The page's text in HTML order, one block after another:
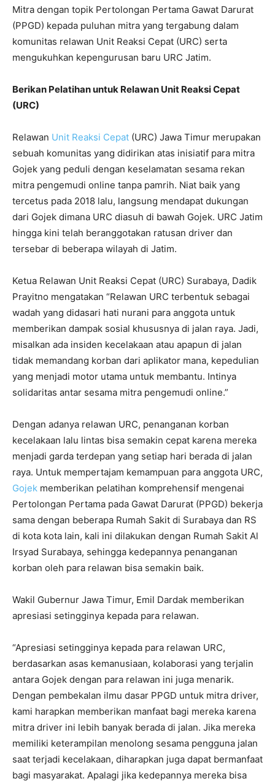
Mitra dengan topik Pertolongan Pertama Gawat Darurat
(PPGD) kepada puluhan mitra yang tergabung dalam
komunitas relawan Unit Reaksi Cepat (URC) serta
mengukuhkan kepengurusan baru URC Jatim.
Berikan Pelatihan untuk Relawan Unit Reaksi Cepat
(URC)
Relawan Unit Reaksi Cepat (URC) Jawa Timur merupakan
sebuah komunitas yang didirikan atas inisiatif para mitra
Gojek yang peduli dengan keselamatan sesama rekan
mitra pengemudi online tanpa pamrih. Niat baik yang
tercetus pada 2018 lalu, langsung mendapat dukungan
dari Gojek dimana URC diasuh di bawah Gojek. URC Jatim
hingga kini telah beranggotakan ratusan driver dan
tersebar di beberapa wilayah di Jatim.
Ketua Relawan Unit Reaksi Cepat (URC) Surabaya, Dadik
Prayitno mengatakan “Relawan URC terbentuk sebagai
wadah yang didasari hati nurani para anggota untuk
memberikan dampak sosial khususnya di jalan raya. Jadi,
misalkan ada insiden kecelakaan atau apapun di jalan
tidak memandang korban dari aplikator mana, kepedulian
yang menjadi motor utama untuk membantu. Intinya
solidaritas antar sesama mitra pengemudi online.”
Dengan adanya relawan URC, penanganan korban
kecelakaan lalu lintas bisa semakin cepat karena mereka
menjadi garda terdepan yang setiap hari berada di jalan
raya. Untuk mempertajam kemampuan para anggota URC,
Gojek memberikan pelatihan komprehensif mengenai
Pertolongan Pertama pada Gawat Darurat (PPGD) bekerja
sama dengan beberapa Rumah Sakit di Surabaya dan RS
di kota kota lain, kali ini dilakukan dengan Rumah Sakit Al
Irsyad Surabaya, sehingga kedepannya penanganan
korban oleh para relawan bisa semakin baik.
Wakil Gubernur Jawa Timur, Emil Dardak memberikan
apresiasi setingginya kepada para relawan.
“Apresiasi setingginya kepada para relawan URC,
berdasarkan asas kemanusiaan, kolaborasi yang terjalin
antara Gojek dengan para relawan ini juga menarik.
Dengan pembekalan ilmu dasar PPGD untuk mitra driver,
kami harapkan memberikan manfaat bagi mereka karena
mitra driver ini lebih banyak berada di jalan. Jika mereka
memiliki keterampilan menolong sesama pengguna jalan
saat terjadi kecelakaan, diharapkan juga dapat bermanfaat
bagi masyarakat. Apalagi jika kedepannya mereka bisa